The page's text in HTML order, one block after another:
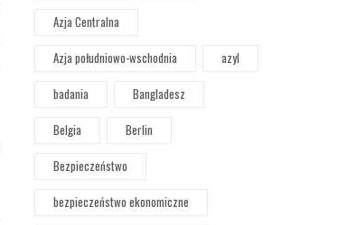
Azja Centralna
Azja południowo-wschodnia
azyl
badania
Bangladesz
Belgia
Berlin
Bezpieczeństwo
bezpieczeństwo ekonomiczne